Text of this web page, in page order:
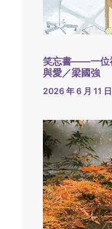
笑忘書——一位
與愛／梁國強
2026 年 6 月 11 日